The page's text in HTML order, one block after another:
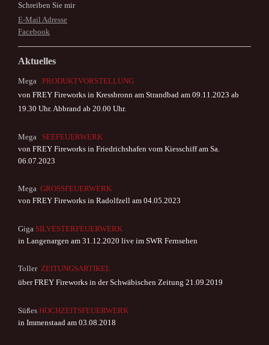
Schreiben Sie mir
E-Mail Adresse
Facebook
Aktuelles
Mega
PRODUKTVORSTELLUNG
von FREY Fireworks in Kressbronn am Strandbad am 09.11.2023 ab
19.30 Uhr. Abbrand ab 20.00 Uhr.
Mega
SEEFEUERWERK
von FREY Fireworks in Friedrichshafen vom Kiesschiff am Sa.
06.07.2023
Mega GROSSFEUERWERK
von FREY Fireworks in Radolfzell am 04.05.2023
Giga SILVESTERFEUERWERK
in Langenargen am 31.12.2020 live im SWR Fernsehen
Toller ZEITUNGSARTIKEL
über FREY Fireworks in der Schwäbischen Zeitung 21.09.2019
Süßes HOCHZEITSFEUERWERK
in Immenstaad am 03.08.2018